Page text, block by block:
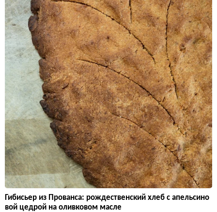
Гибисьер из Прованса: рождественский хлеб с апельсино
вой цедрой на оливковом масле